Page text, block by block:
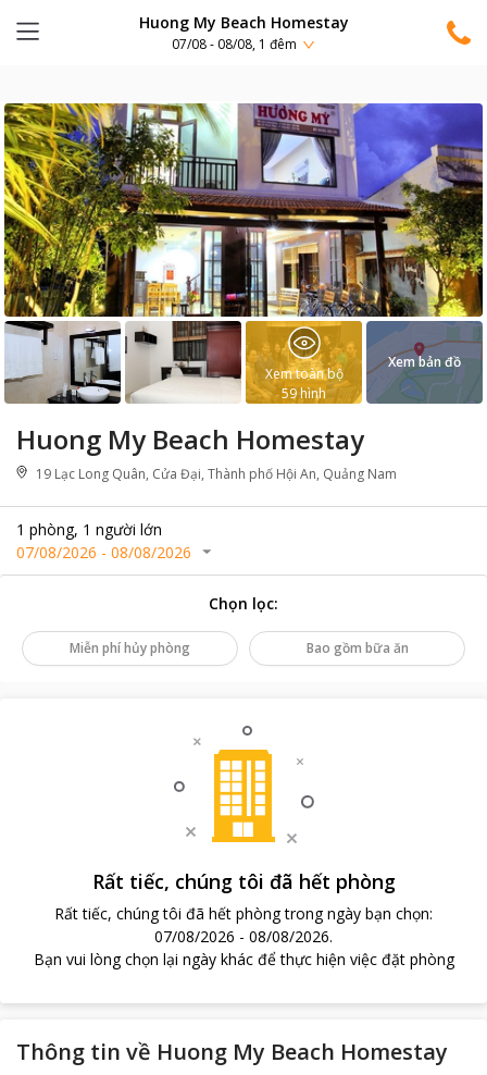
Huong My Beach Homestay
07/08 - 08/08, 1 đêm
Huong My Beach Homestay
19 Lạc Long Quân, Cửa Đại, Thành phố Hội An, Quảng Nam
1 phòng, 1 người lớn
07/08/2026 - 08/08/2026
Xem toàn bộ
59hình
Xem bản đồ
Chọn lọc:
Miễn phí hủy phòng Bao gồm bữa ăn
Rất tiếc, chúng tôi đã hết phòng
Rất tiếc, chúng tôi đã hết phòng trong ngày bạn chọn:
07/08/2026 - 08/08/2026.
Bạn vui lòng chọn lại ngày khác để thực hiện việc đặt phòng
Thông tin về Huong My Beach Homestay